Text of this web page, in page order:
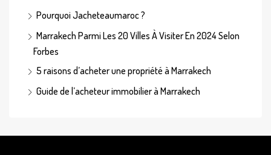
Pourquoi Jacheteaumaroc ?
Marrakech Parmi Les 20 Villes À Visiter En 2024 Selon
Forbes
5 raisons d’acheter une propriété à Marrakech
Guide de l’acheteur immobilier à Marrakech